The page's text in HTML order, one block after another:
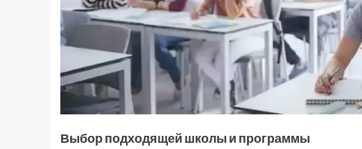
Выбор подходящей школы и программы